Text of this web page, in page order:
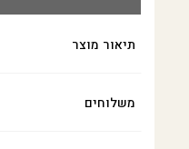
תיאור מוצר
משלוחים